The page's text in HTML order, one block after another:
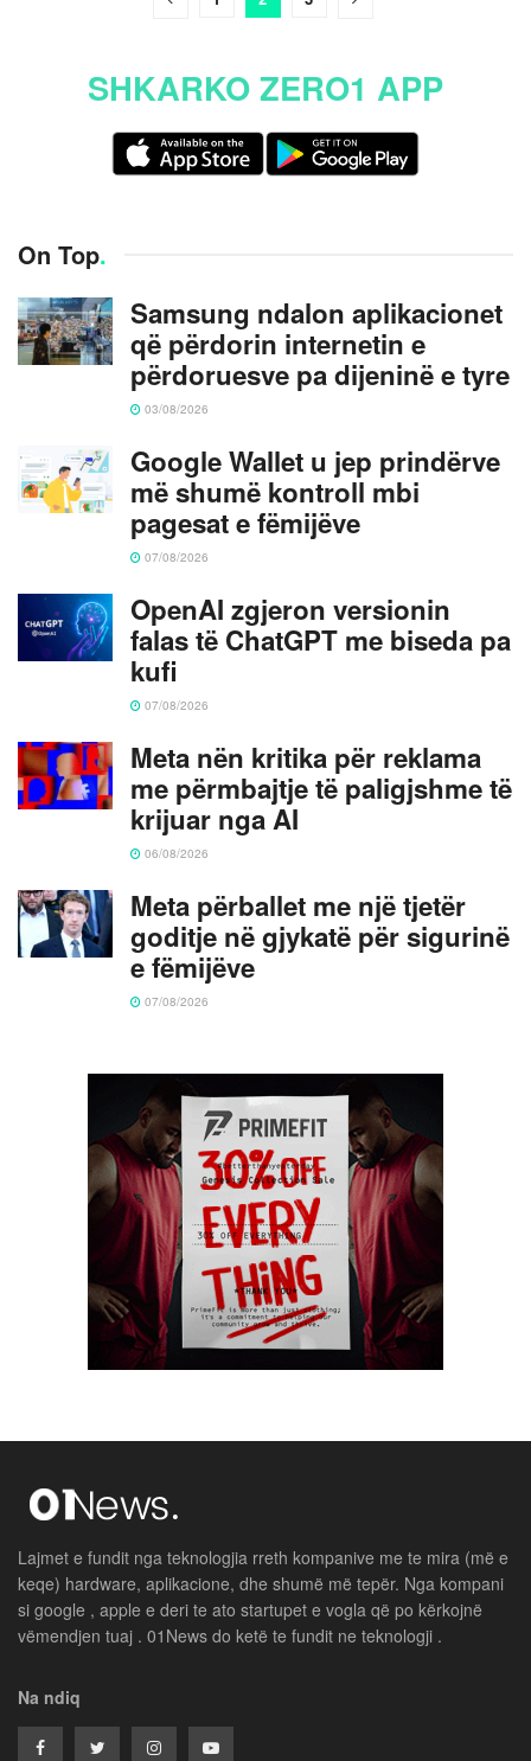
SHKARKO ZERO1 APP
On Top.
Samsung ndalon aplikacionet
që përdorin internetin e
përdoruesve pa dijeninë e tyre
03/08/2026
Google Wallet u jep prindërve
më shumë kontroll mbi
pagesat e fëmijëve
07/08/2026
OpenAI zgjeron versionin
falas të ChatGPT me biseda pa
kufi
07/08/2026
Meta nën kritika për reklama
me përmbajtje të paligjshme të
krijuar nga AI
06/08/2026
Meta përballet me një tjetër
goditje në gjykatë për sigurinë
e fëmijëve
07/08/2026
Lajmet e fundit nga teknologjia rreth kompanive me te mira (më e
keqe) hardware, aplikacione, dhe shumë më tepër. Nga kompani
si google , apple e deri te ato startupet e vogla që po kërkojnë
vëmendjen tuaj . 01News do ketë te fundit ne teknologji .
Na ndiq